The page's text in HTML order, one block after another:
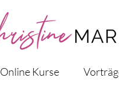
Online Kurse